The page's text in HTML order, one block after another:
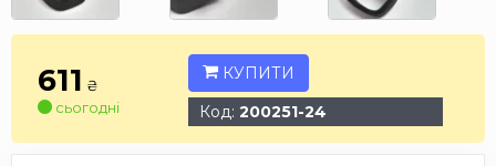
611 ₴
сьогодні
КУПИТИ
Код: 200251-24